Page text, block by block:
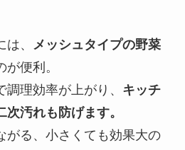
、 メッシュタイプの野菜
が便利。
理効率が上がり、 キッチ
汚れも防げます。
がる、小さくても効果大の